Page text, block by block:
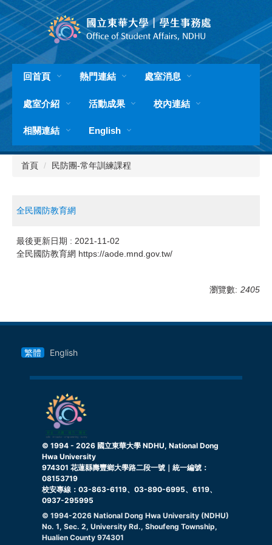
跳
到
主
要
內
容
區
回首頁 熱門連結 處室消息
處室介紹 活動成果 校內連結
相關連結 English
首頁 民防團-常年訓練課程
全民國防教育網
最後更新日期 : 2021-11-02
全民國防教育網 https://aode.mnd.gov.tw/
瀏覽數: 2405
繁體 English
© 1994 - 2026 國立東華大學 NDHU, National Dong
Hwa University
974301 花蓮縣壽豐鄉大學路二段一號｜統一編號：
08153719
校安專線：03-863-6119、03-890-6995、6119、
0937-295995
© 1994-2026 National Dong Hwa University (NDHU)
No. 1, Sec. 2, University Rd., Shoufeng Township,
Hualien County 974301